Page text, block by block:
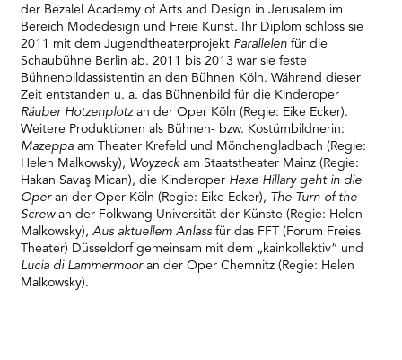
der Bezalel Academy of Arts and Design in Jerusalem im
Bereich Modedesign und Freie Kunst. Ihr Diplom schloss sie
2011 mit dem Jugendtheaterprojekt Parallelen für die
Schaubühne Berlin ab. 2011 bis 2013 war sie feste
Bühnenbildassistentin an den Bühnen Köln. Während dieser
Zeit entstanden u. a. das Bühnenbild für die Kinderoper
Räuber Hotzenplotzan der Oper Köln (Regie: Eike Ecker).
Weitere Produktionen als Bühnen- bzw. Kostümbildnerin:
Mazeppa am Theater Krefeld und Mönchengladbach (Regie:
Helen Malkowsky), Woyzeck am Staatstheater Mainz (Regie:
Hakan Savaş Mican), die Kinderoper Hexe Hillary geht in die
Operan der Oper Köln (Regie: Eike Ecker), The Turn of the
Screwan der Folkwang Universität der Künste (Regie: Helen
Malkowsky),Aus aktuellem Anlass für das FFT (Forum Freies
Theater) Düsseldorf gemeinsam mit dem „kainkollektiv“ und
Lucia di Lammermooran der Oper Chemnitz (Regie: Helen
Malkowsky).